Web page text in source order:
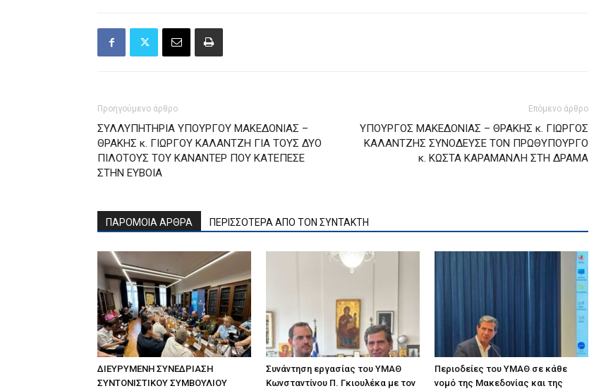
Προηγούμενο άρθρο
ΣΥΛΛΥΠΗΤΗΡΙΑ ΥΠΟΥΡΓΟΥ ΜΑΚΕΔΟΝΙΑΣ –
ΘΡΑΚΗΣ κ. ΓΙΩΡΓΟΥ ΚΑΛΑΝΤΖΗ ΓΙΑ ΤΟΥΣ ΔΥΟ
ΠΙΛΟΤΟΥΣ ΤΟΥ ΚΑΝΑΝΤΕΡ ΠΟΥ ΚΑΤΕΠΕΣΕ
ΣΤΗΝ ΕΥΒΟΙΑ
Επόμενο άρθρο
ΥΠΟΥΡΓΟΣ ΜΑΚΕΔΟΝΙΑΣ – ΘΡΑΚΗΣ κ. ΓΙΩΡΓΟΣ
ΚΑΛΑΝΤΖΗΣ ΣΥΝΟΔΕΥΣΕ ΤΟΝ ΠΡΩΘΥΠΟΥΡΓΟ
κ. ΚΩΣΤΑ ΚΑΡΑΜΑΝΛΗ ΣΤΗ ΔΡΑΜΑ
ΠΑΡΟΜΟΙΑ ΑΡΘΡΑ ΠΕΡΙΣΣΟΤΕΡΑ ΑΠΟ ΤΟΝ ΣΥΝΤΑΚΤΗ
ΔΙΕΥΡΥΜΕΝΗ ΣΥΝΕΔΡΙΑΣΗ
ΣΥΝΤΟΝΙΣΤΙΚΟΥ ΣΥΜΒΟΥΛΙΟΥ
Συνάντηση εργασίας του ΥΜΑΘ
Κωνσταντίνου Π. Γκιουλέκα με τον
Περιοδείες του ΥΜΑΘ σε κάθε
νομό της Μακεδονίας και της